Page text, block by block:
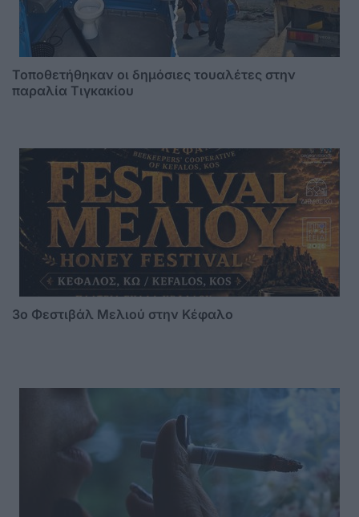
Τοποθετήθηκαν οι δημόσιες τουαλέτες στην
παραλία Τιγκακίου
3o Φεστιβάλ Μελιού στην Κέφαλο